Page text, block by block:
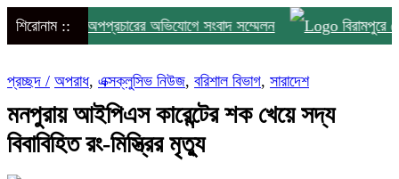
শিরোনাম ::ও অপপ্রচারের অভিযোগে সংবাদ সম্মেলন বিরামপুরে
প্রচ্ছদ / অপরাধ, এক্সক্লুসিভ নিউজ, বরিশাল বিভাগ, সারাদেশ
মনপুরায় আইপিএস কারেন্টের শক খেয়ে সদ্য
বিবাবিহিত রং-মিস্ত্রির মৃত্যু